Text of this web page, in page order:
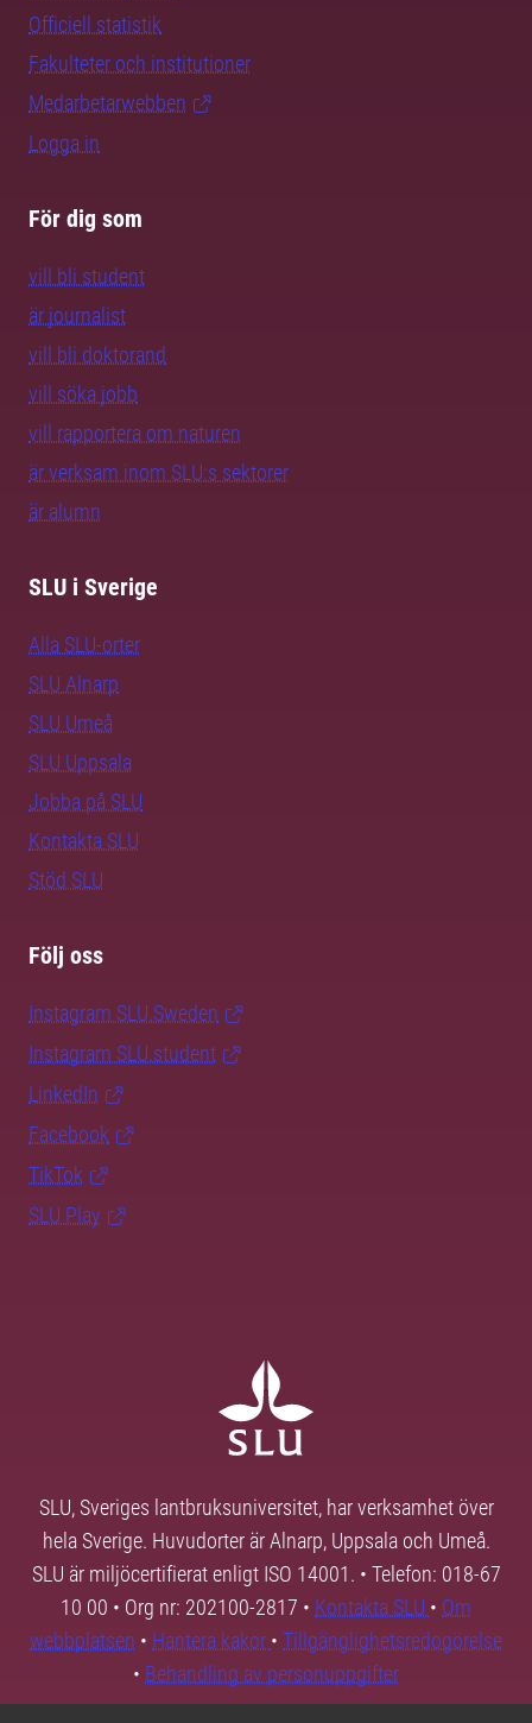
Officiell statistik
Fakulteter och institutioner
Medarbetarwebben
Logga in
För dig som
vill bli student
är journalist
vill bli doktorand
vill söka jobb
vill rapportera om naturen
är verksam inom SLU:s sektorer
är alumn
SLU i Sverige
Alla SLU-orter
SLU Alnarp
SLU Umeå
SLU Uppsala
Jobba på SLU
Kontakta SLU
Stöd SLU
Följ oss
Instagram SLU.Sweden
Instagram SLU.student
LinkedIn
Facebook
TikTok
SLU Play
SLU, Sveriges lantbruksuniversitet, har verksamhet över
hela Sverige. Huvudorter är Alnarp, Uppsala och Umeå.
SLU är miljöcertifierat enligt ISO 14001. • Telefon: 018-67
10 00 • Org nr: 202100-2817 • Kontakta SLU • Om
webbplatsen • Hantera kakor • Tillgänglighetsredogörelse
• Behandling av personuppgifter